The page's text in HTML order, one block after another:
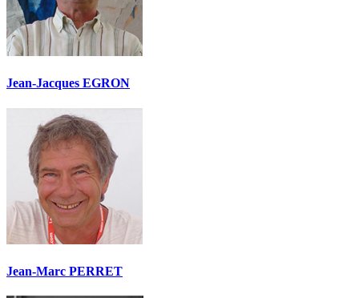
Jean-Jacques EGRON
Jean-Marc PERRET